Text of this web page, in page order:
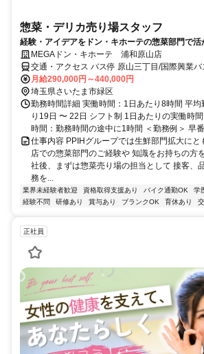
惣菜・デリカ売り場スタッフ
経験・アイデアをドン・キホーテの惣菜部門で活
MEGAドン・キホーテ 浦和原山店
交通・アクセス バス停 原山三丁目/国際興業
月給290,000円～440,000円
埼玉県さいたま市緑区
勤務時間詳細 実働時間：1日あたり8時間 平
り19日 〜 22日 シフト制 1日あたりの実働時
時間：勤務時間の途中に1時間 ＜勤務例＞ 早
仕事内容 PPIHグループでは生鮮部門拡大にと
店での惣菜部門のご経験や 知識をお持ちの方
社後、まずは惣菜売り場の担当として 接客、
務を...
業界未経験者歓迎 資格取得支援あり バイク通勤OK 学
経験不問
研修あり 賞与あり ブランクOK 育休あり
正社員